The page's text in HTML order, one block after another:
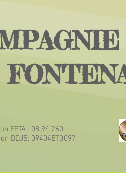
FFTA : 08 94 260
DDJS: 09404ET0097